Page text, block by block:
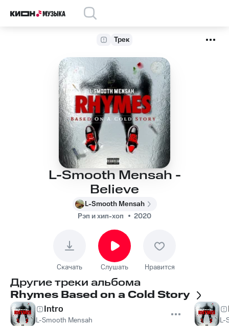
Трек
L-Smooth Mensah -
Believe
L-Smooth Mensah
Рэп и хип-хоп
2020
Скачать Слушать Нравится
Другие треки альбома
Rhymes Based on a Cold Story
Intro
L-Smooth Mensah L-